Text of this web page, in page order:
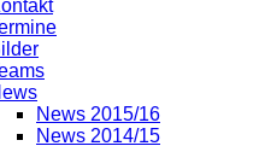
News 2015/16
News 2014/15